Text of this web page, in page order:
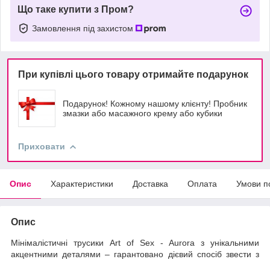
Що таке купити з Пром?
Замовлення під захистом
При купівлі цього товару отримайте подарунок
Подарунок! Кожному нашому клієнту! Пробник
змазки або масажного крему або кубики
Приховати
Опис Характеристики Доставка Оплата Умови
Опис
Мінімалістичні трусики Art of Sex - Aurora з унікальними
акцентними деталями – гарантовано дієвий спосіб звести з